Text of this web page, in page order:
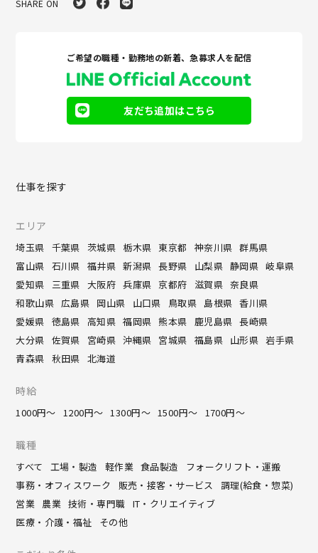
SHARE ON
ご希望の職種・勤務地の新着、急募求人を配信
友だち追加はこちら
仕事を探す
エリア
埼玉県 千葉県 茨城県 栃木県 東京都 神奈川県 群馬県
富山県 石川県 福井県 新潟県 長野県 山梨県 静岡県 岐阜県
愛知県
三重県 大阪府 兵庫県 京都府 滋賀県 奈良県
和歌山県 広島県 岡山県 山口県 鳥取県 島根県 香川県
愛媛県 徳島県 高知県 福岡県 熊本県 鹿児島県 長崎県
大分県 佐賀県 宮崎県 沖縄県 宮城県 福島県 山形県 岩手県
青森県 秋田県 北海道
時給
1000円～ 1200円～ 1300円～ 1500円～ 1700円～
職種
すべて 工場・製造 軽作業 食品製造
フォークリフト・運搬
事務・オフィスワーク
販売・接客・サービス
調理(給食・惣菜)
営業 農業 技術・専門職 IT・クリエイティブ
医療・介護・福祉
その他